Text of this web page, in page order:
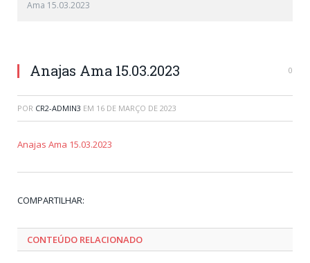
Ama 15.03.2023
Anajas Ama 15.03.2023 0
POR CR2-ADMIN3 EM 16 DE MARÇO DE 2023
Anajas Ama 15.03.2023
COMPARTILHAR:
CONTEÚDO RELACIONADO